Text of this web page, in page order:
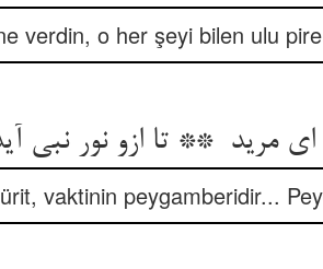
verdin, o her şeyi bilen ulu
vaktinin peygamberidir...